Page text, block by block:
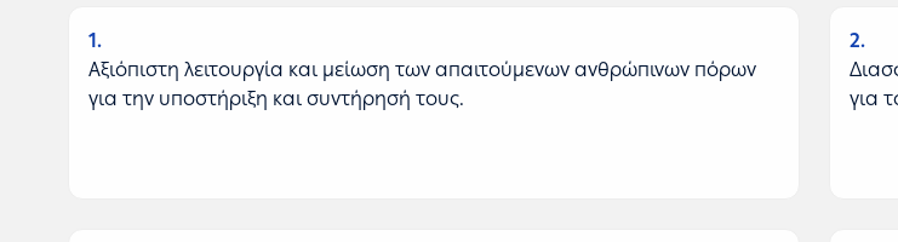
1
Αξιόπιστη λειτουργία και μείωση των απαιτούμενων ανθρώπινων πόρων
για την υποστήριξη και συντήρησή τους.
2
για